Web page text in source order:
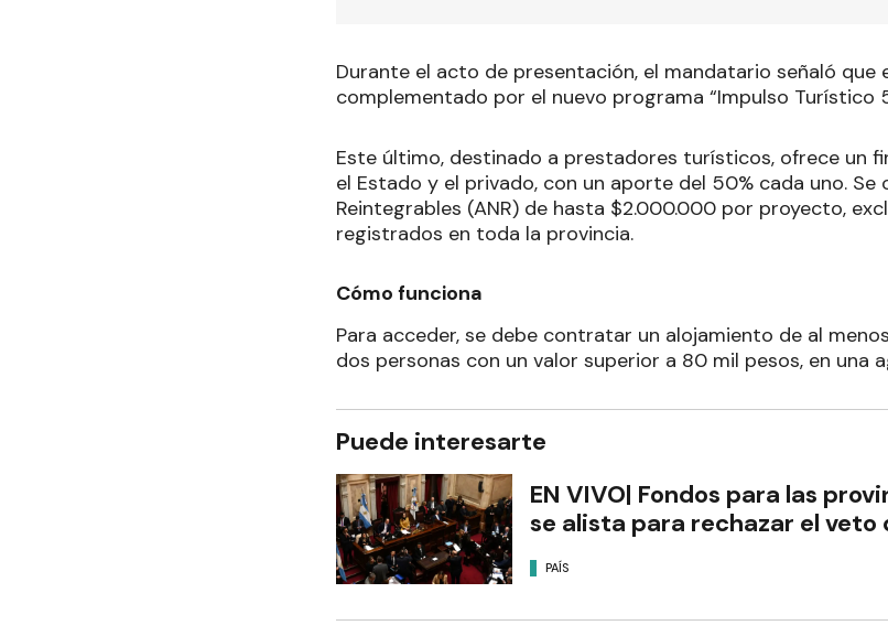
Durante el acto de presentación, el mandatario señaló que
complementado por el nuevo programa “Impulso Turístico
Este último, destinado a prestadores turísticos, ofrece un
el Estado y el privado, con un aporte del 50% cada uno.
Reintegrables (ANR) de hasta $2.000.000 por proyecto,
registrados en toda la provincia.
Cómo funciona
Para acceder, se debe contratar un alojamiento de al
dos personas con un valor superior a 80 mil pesos, en una
Puede interesarte
EN VIVO| Fondos para las
se alista para rechazar el veto
PAÍS